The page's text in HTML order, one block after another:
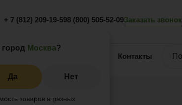
Москва?
Да Нет
товаров в разных
+ 7 (812) 209-19-598 (800) 505-52-09Заказать звонок
Контакты